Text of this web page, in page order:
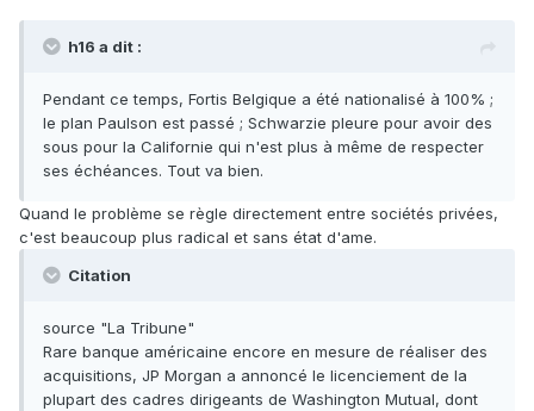
h16 a dit :
Pendant ce temps, Fortis Belgique a été nationalisé à 100% ;
le plan Paulson est passé ; Schwarzie pleure pour avoir des
sous pour la Californie qui n'est plus à même de respecter
ses échéances. Tout va bien.
Quand le problème se règle directement entre sociétés privées,
c'est beaucoup plus radical et sans état d'ame.
Citation
source "La Tribune"
Rare banque américaine encore en mesure de réaliser des
acquisitions, JP Morgan a annoncé le licenciement de la
plupart des cadres dirigeants de Washington Mutual, dont